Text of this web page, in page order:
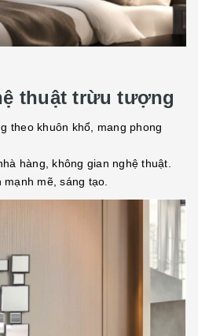
thuật trừu tượng
theo khuôn khổ, mang phong
hàng, không gian nghệ thuật.
mẽ, sáng tạo.